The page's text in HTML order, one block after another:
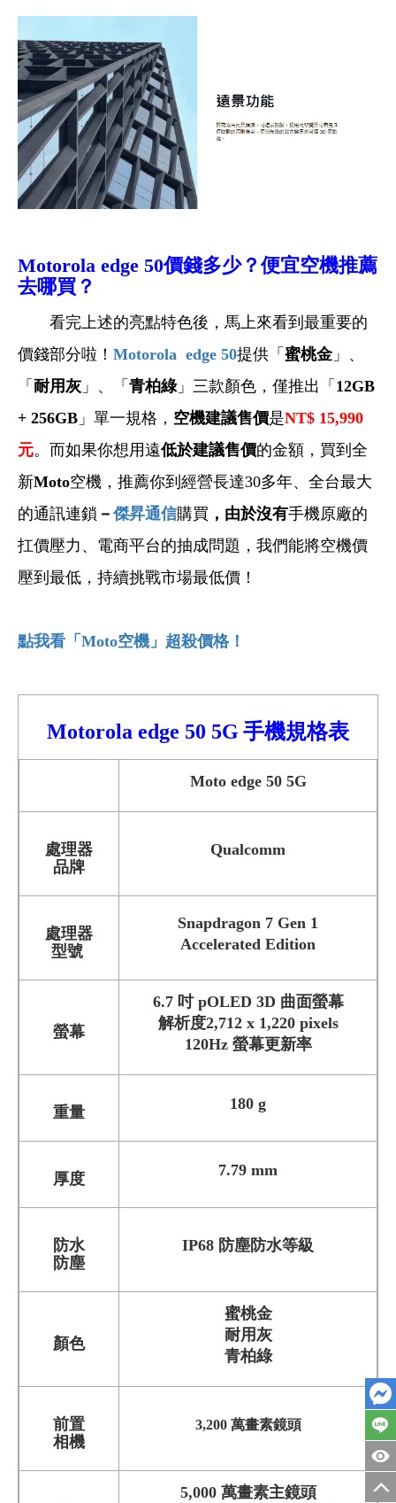
Motorola edge 50價錢多少？便宜空機推薦
去哪買？
看完上述的亮點特色後，馬上來看到最重要的
價錢部分啦！ Motorola edge 50提供「 蜜桃金」、
「 耐用灰 」、「 青柏綠」三款顏色，僅推出「 12GB
+ 256GB 」單一規格， 空機建議售價是NT$ 15,990
元。而如果你想用遠低於建議售價的金額，買到全
新Moto空機，推薦你到經營長達30多年、全台最大
的通訊連鎖 － 傑昇通信購買 ，由於沒有手機原廠的
扛價壓力、電商平台的抽成問題，我們能將空機價
壓到最低，持續挑戰市場最低價！
點我看「Moto空機」超殺價格！
Motorola edge 50 5G 手機規格表
Moto edge 50 5G
處理器
品牌
Qualcomm
處理器
型號
Snapdragon 7 Gen 1
Accelerated Edition
螢幕
6.7 吋 pOLED 3D 曲面螢幕
解析度2,712 x 1,220 pixels
120Hz 螢幕更新率
重量 180 g
厚度 7.79 mm
防水
防塵
IP68 防塵防水等級
顏色
蜜桃金
耐用灰
青柏綠
前置
相機
3,200 萬畫素鏡頭
5,000 萬畫素主鏡頭